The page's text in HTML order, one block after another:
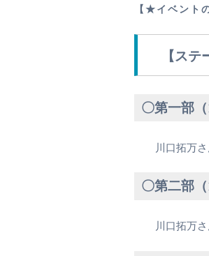
【★イベント
【ステ
〇第一部（
川口拓万
〇第二部（
川口拓万